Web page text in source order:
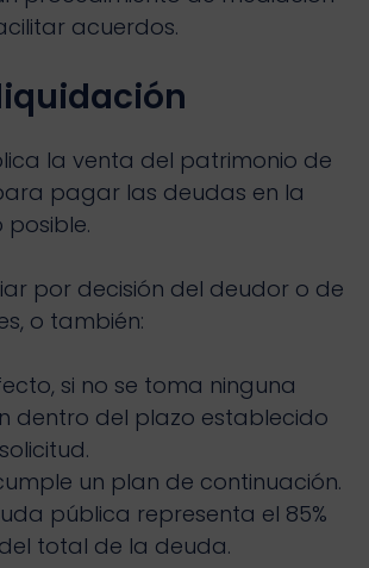
acuerdos.
la venta del patrimonio de
pagar las deudas en la
por decisión del deudor o de
o también:
si no se toma ninguna
dentro del plazo establecido
un plan de continuación.
pública representa el 85%
total de la deuda.